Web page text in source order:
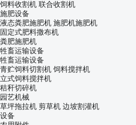
饲料收割机 联合收割机
施肥设备
液态粪肥施肥机 施肥机施肥机
固定式肥料撒布机
粪肥施肥机
牲畜运输设备
牲畜运输设备
青贮饲料切割机 饲料搅拌机
立式饲料搅拌机
秸秆切碎机
园艺机械
草坪拖拉机 剪草机 边坡割灌机
设备